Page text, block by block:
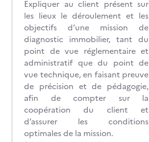
Expliquer au client présent sur
les lieux le déroulement et les
objectifs d’une mission de
diagnostic immobilier, tant du
point de vue réglementaire et
administratif que du point de
vue technique, en faisant preuve
de précision et de pédagogie,
afin de compter sur la
coopération du client et
d’assurer les conditions
optimales de la mission.